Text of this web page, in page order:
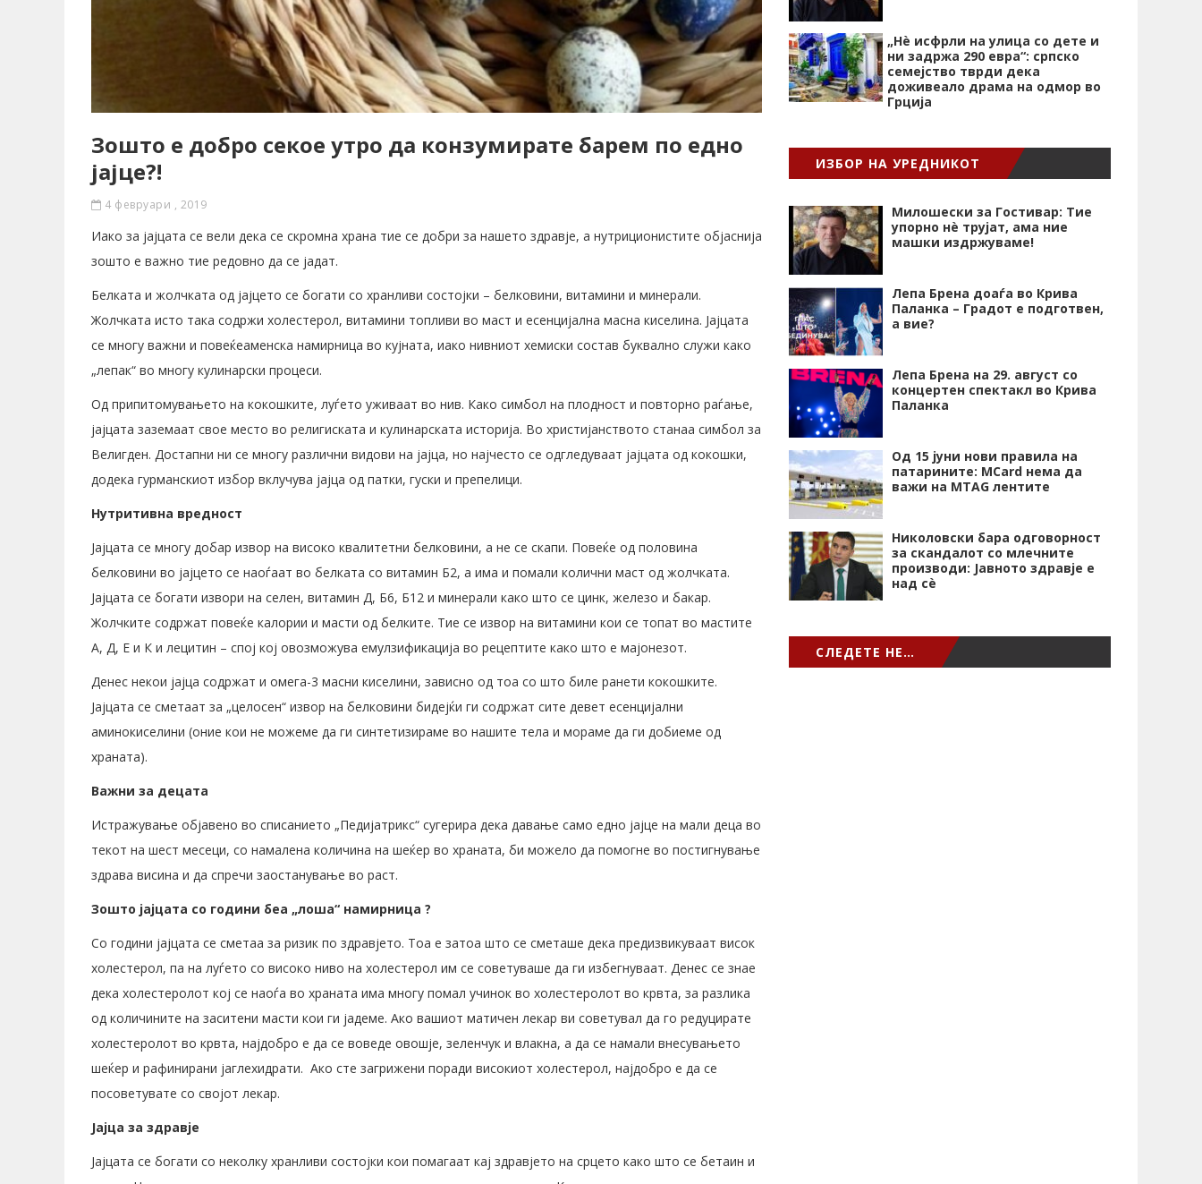
Зошто е добро секое утро да конзумирате барем по едно
јајце?!
4 февруари , 2019
Иако за јајцата се вели дека се скромна храна тие се добри за нашето здравје, а нутриционистите објаснија
зошто е важно тие редовно да се јадат.
Белката и жолчката од јајцето се богати со хранливи состојки – белковини, витамини и минерали.
Жолчката исто така содржи холестерол, витамини топливи во маст и есенцијална масна киселина. Јајцата
се многу важни и повеќеаменска намирница во кујната, иако нивниот хемиски состав буквално служи како
„лепак“ во многу кулинарски процеси.
Од припитомувањето на кокошките, луѓето уживаат во нив. Како симбол на плодност и повторно раѓање,
јајцата заземаат свое место во религиската и кулинарската историја. Во христијанството станаа симбол за
Велигден. Достапни ни се многу различни видови на јајца, но најчесто се одгледуваат јајцата од кокошки,
додека гурманскиот избор вклучува јајца од патки, гуски и препелици.
Нутритивна вредност
Јајцата се многу добар извор на високо квалитетни белковини, а не се скапи. Повеќе од половина
белковини во јајцето се наоѓаат во белката со витамин Б2, а има и помали колични маст од жолчката.
Јајцата се богати извори на селен, витамин Д, Б6, Б12 и минерали како што се цинк, железо и бакар.
Жолчките содржат повеќе калории и масти од белките. Тие се извор на витамини кои се топат во мастите
А, Д, Е и К и лецитин – спој кој овозможува емулзификација во рецептите како што е мајонезот.
Денес некои јајца содржат и омега-3 масни киселини, зависно од тоа со што биле ранети кокошките.
Јајцата се сметаат за „целосен“ извор на белковини бидејќи ги содржат сите девет есенцијални
аминокиселини (оние кои не можеме да ги синтетизираме во нашите тела и мораме да ги добиеме од
храната).
Важни за децата
Истражување објавено во списанието „Педијатрикс“ сугерира дека давање само едно јајце на мали деца во
текот на шест месеци, со намалена количина на шеќер во храната, би можело да помогне во постигнување
здрава висина и да спречи заостанување во раст.
Зошто јајцата со години беа „лоша“ намирница ?
Со години јајцата се сметаа за ризик по здравјето. Тоа е затоа што се сметаше дека предизвикуваат висок
холестерол, па на луѓето со високо ниво на холестерол им се советуваше да ги избегнуваат. Денес се знае
дека холестеролот кој се наоѓа во храната има многу помал учинок во холестеролот во крвта, за разлика
од количините на заситени масти кои ги јадеме. Ако вашиот матичен лекар ви советувал да го редуцирате
холестеролот во крвта, најдобро е да се воведе овошје, зеленчук и влакна, а да се намали внесувањето
шеќер и рафинирани јаглехидрати. Ако сте загрижени поради високиот холестерол, најдобро е да се
посоветувате со својот лекар.
Јајца за здравје
Јајцата се богати со неколку хранливи состојки кои помагаат кај здравјето на срцето како што се бетаин и
„Нѐ исфрли на улица со дете и
ни задржа 290 евра“: српско
семејство тврди дека
доживеало драма на одмор во
Грција
ИЗБОР НА УРЕДНИКОТ
Милошески за Гостивар: Тие
упорно нѐ трујат, ама ние
машки издржуваме!
Лепа Брена доаѓа во Крива
Паланка – Градот е подготвен,
а вие?
Лепа Брена на 29. август со
концертен спектакл во Крива
Паланка
Од 15 јуни нови правила на
патарините: MCard нема да
важи на MTAG лентите
Николовски бара одговорност
за скандалот со млечните
производи: Јавното здравје е
над сѐ
СЛЕДЕТЕ НЕ…